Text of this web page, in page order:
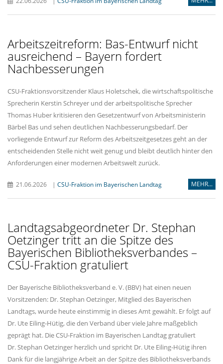
Arbeitszeitreform: Bas-Entwurf nicht
ausreichend – Bayern fordert
Nachbesserungen
CSU-Fraktionsvorsitzender Klaus Holetschek, die wirtschaftspolitische
Sprecherin Kerstin Schreyer und der arbeitspolitische Sprecher
Thomas Huber kritisieren den Gesetzentwurf von Arbeitsministerin
Bärbel Bas und sehen deutlichen Nachbesserungsbedarf. Der
vorliegende Entwurf zur Reform des Arbeitszeitgesetzes geht an der
entscheidenden Stelle nicht weit genug und bleibt deutlich hinter den
Anforderungen einer modernen Arbeitswelt zurück.
21.06.2026 | CSU-Fraktion im Bayerischen Landtag MEHR...
Landtagsabgeordneter Dr. Stephan
Oetzinger tritt an die Spitze des
Bayerischen Bibliotheksverbandes –
CSU-Fraktion gratuliert
Der Bayerische Bibliotheksverband e. V. (BBV) hat einen neuen
Vorsitzenden: Dr. Stephan Oetzinger, Mitglied des Bayerischen
Landtags, wurde heute einstimmig in dieses Amt gewählt. Er folgt auf
Dr. Ute Eiling-Hütig, die den Verband über viele Jahre maßgeblich
geprägt hat. Die CSU-Fraktion im Bayerischen Landtag gratuliert
Dr. Stephan Oetzinger herzlich und spricht Dr. Ute Eiling-Hütig ihren
Dank für die langjährige Arbeit an der Spitze des Bibliotheksverbands